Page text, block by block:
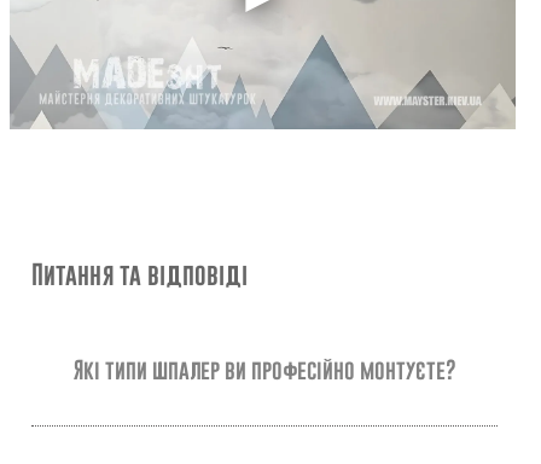
Питання та відповіді
Які типи шпалер ви професійно монтуєте?